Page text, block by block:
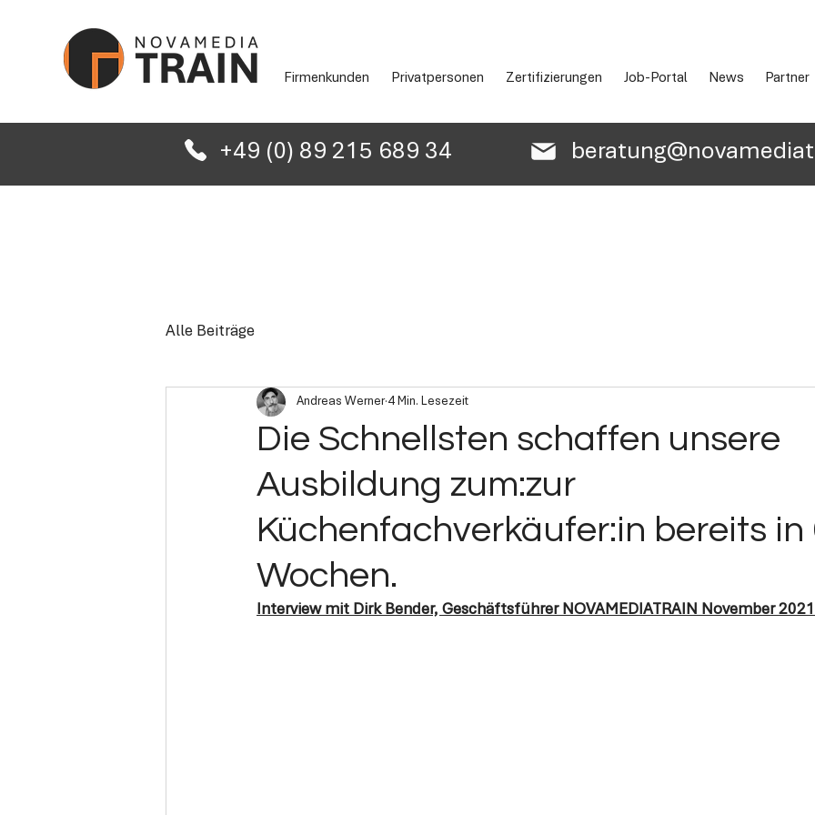
Firmenkunden Privatpersonen Zertifizierungen Job-Portal News Partner
+49 (0) 89 215 689 34
Alle Beiträge
Die Schnellsten schaffen unsere
Ausbildung zum:zur
Küchenfachverkäufer:in bereits in
Wochen.
Andreas Werner 4 Min. Lesezeit
Interview mit Dirk Bender, Geschäftsführer NOVAMEDIATRAIN November